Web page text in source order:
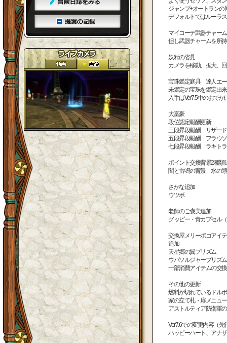
ジャンプ+オートランの
デフォルトではルーラ
マイコーデ武器チャー
但し武器チャームを所
妖精の姿見
カメラを移動、拡大、
宝珠鑑定庭具 達人エ
未鑑定の宝珠を鑑定出
入手はVer7.5中のおで
大富豪
段位認定報酬更新
三段昇段報酬 リザー
五段昇段報酬 フラウ
七段昇段報酬 ラキト
ポイント交換背景2種類
闇と雷鳴の背景 水の
さかな追加
ウツボ
老師のご褒美追加
グッピー・青カプセル
交換屋メリーポコアイ
追加
天星郷の翼プリズム
ウパソルジャープリズ
一部消費アイテムの交
その他の更新
燃料が切れているドル
家の立て札・扉メニュ
アストルティア防衛軍
Ver7.6での変更内容（先
ハッピーハート、アナ